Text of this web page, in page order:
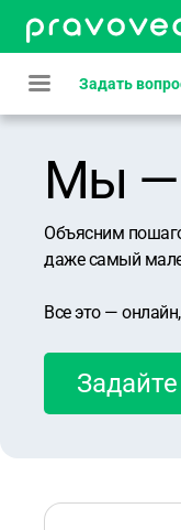
Задать
Мы —
Объясним
даже самый
Все это —